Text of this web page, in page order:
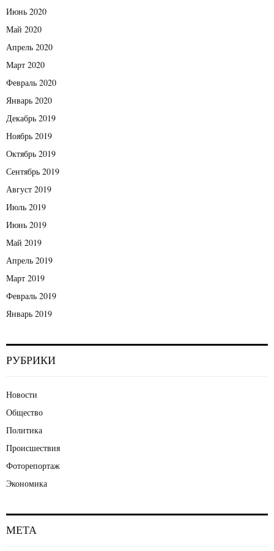
Июнь 2020
Май 2020
Апрель 2020
Март 2020
Февраль 2020
Январь 2020
Декабрь 2019
Ноябрь 2019
Октябрь 2019
Сентябрь 2019
Август 2019
Июль 2019
Июнь 2019
Май 2019
Апрель 2019
Март 2019
Февраль 2019
Январь 2019
РУБРИКИ
Новости
Общество
Политика
Происшествия
Фоторепортаж
Экономика
МЕТА